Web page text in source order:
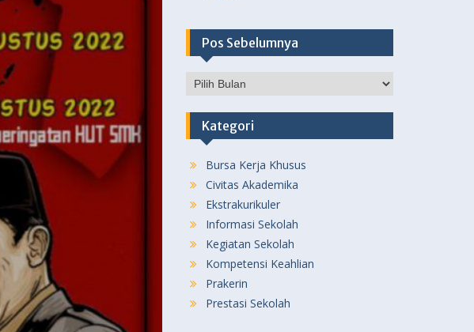
Pos Sebelumnya
Pos
Kategori
Bursa Kerja Khusus
Civitas Akademika
Ekstrakurikuler
Informasi Sekolah
Kegiatan Sekolah
Kompetensi Keahlian
Prakerin
Prestasi Sekolah